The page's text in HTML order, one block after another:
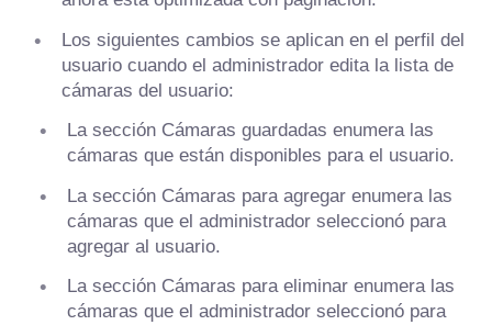
Los siguientes cambios se aplican en el perfil del
usuario cuando el administrador edita la lista de
cámaras del usuario:
La sección Cámaras guardadas enumera las
cámaras que están disponibles para el usuario.
La sección Cámaras para agregar enumera las
cámaras que el administrador seleccionó para
agregar al usuario.
La sección Cámaras para eliminar enumera las
cámaras que el administrador seleccionó para